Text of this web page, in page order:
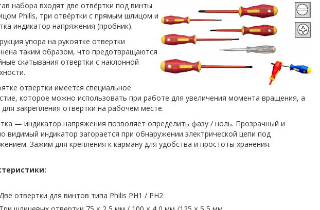
набора входят две отвёртки под винты
Philis, три отвёртки с прямым шлицом и
индикатор напряжения (пробник).
упора на рукоятке отвертки
таким образом, что предотвращаются
скатывания отвертки с наклонной
отвертки имеется специальное
которое можно использовать при работе для увеличения момента вращения, а
закрепления отвертки на рабочем месте.
— индикатор напряжения позволяет определить фазу / ноль. Прозрачный и
видимый индикатор загорается при обнаружении электрической цепи под
Зажим для крепления к карману для удобства и простоты хранения.
отвертки для винтов типа Philis PH1 / PH2